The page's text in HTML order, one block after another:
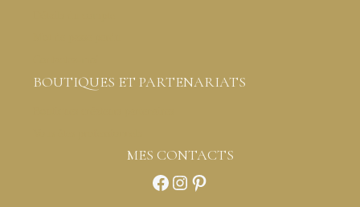
BOUTIQUES ET PARTENARIATS
MES CONTACTS
Facebook
Instagram
Pinterest